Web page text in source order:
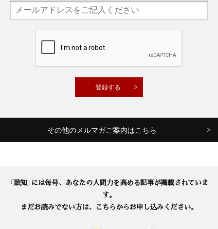
その他のメルマガご案内はこちら
『致知』には毎号、あなたの人間力を高める記事が掲載されていま
す。
まだお読みでない方は、こちらからお申し込みください。